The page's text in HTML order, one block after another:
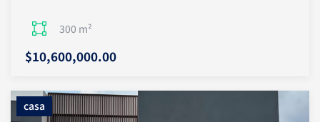
300 m²
$10,600,000.00
casa